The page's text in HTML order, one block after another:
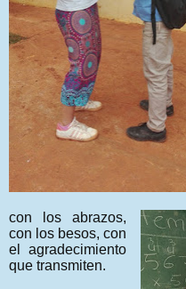
con los abrazos,
con los besos, con
el agradecimiento
que transmiten.